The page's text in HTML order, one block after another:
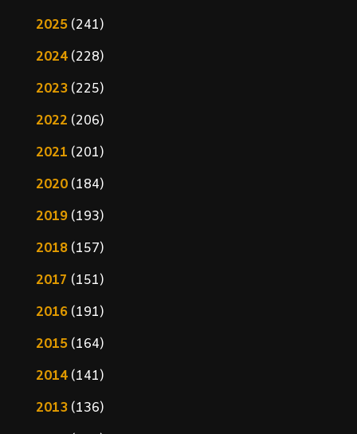
2025(241)
2024(228)
2023(225)
2022 (206)
2021 (201)
2020(184)
2019(193)
2018(157)
2017 (151)
2016(191)
2015(164)
2014(141)
2013(136)